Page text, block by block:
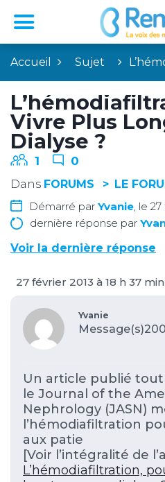
Accueil Sujet
Vivre Plus
Dialyse ?
1 0
Dans FORUMS
LE
Démarré par Yvanie , le
dernière réponse par
Voir la dernière réponse
27 février 2013 à 18 h 37 min
Yvanie
Message(s)200
Un article publié
le Journal of the
Nephrology (JASN)
l’hémodiafiltration
aux patie
[Voir l’intégralité de
L’hémodiafiltration,